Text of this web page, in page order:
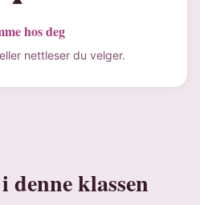
hos deg
nettleser du velger.
klassen